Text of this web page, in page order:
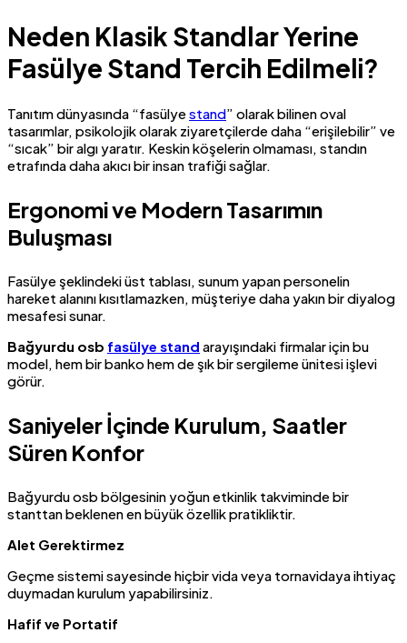
Neden Klasik Standlar Yerine
Fasülye Stand Tercih Edilmeli?
Tanıtım dünyasında “fasülyestand” olarak bilinen oval
tasarımlar, psikolojik olarak ziyaretçilerde daha “erişilebilir” ve
“sıcak” bir algı yaratır. Keskin köşelerin olmaması, standın
etrafında daha akıcı bir insan trafiği sağlar.
Ergonomi ve Modern Tasarımın
Buluşması
Fasülye şeklindeki üst tablası, sunum yapan personelin
hareket alanını kısıtlamazken, müşteriye daha yakın bir diyalog
mesafesi sunar.
Bağyurdu osb fasülye stand arayışındaki firmalar için bu
model, hem bir banko hem de şık bir sergileme ünitesi işlevi
görür.
Saniyeler İçinde Kurulum, Saatler
Süren Konfor
Bağyurdu osb bölgesinin yoğun etkinlik takviminde bir
stanttan beklenen en büyük özellik pratikliktir.
Alet Gerektirmez
Geçme sistemi sayesinde hiçbir vida veya tornavidaya ihtiyaç
duymadan kurulum yapabilirsiniz.
Hafif ve Portatif